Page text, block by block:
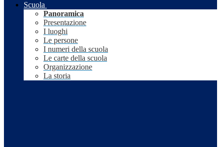
Scuola
Panoramica
Presentazione
I luoghi
Le persone
I numeri della scuola
Le carte della scuola
Organizzazione
La storia